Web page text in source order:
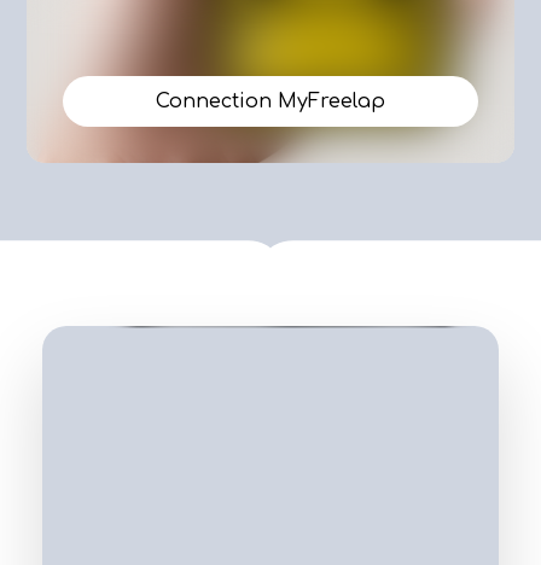
Connection MyFreelap